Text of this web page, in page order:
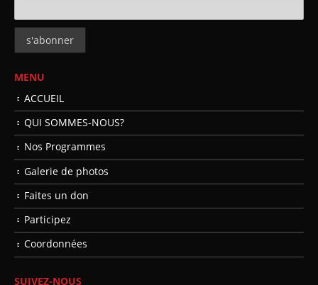
MENU
ACCUEIL
QUI SOMMES-NOUS?
Nos Programmes
Galerie de photos
Faites un don
Participez
Coordonnées
SUIVEZ-NOUS